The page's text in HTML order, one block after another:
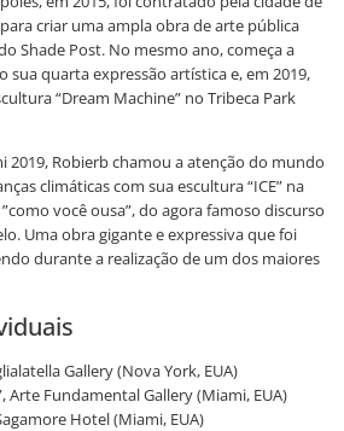
criar uma ampla obra de arte pública
Shade Post. No mesmo ano, começa a
sua quarta expressão artística e, em 2019,
“Dream Machine” no Tribeca Park
2019, Robierb chamou a atenção do mundo
climáticas com sua escultura “ICE” na
você ousa”, do agora famoso discurso
Uma obra gigante e expressiva que foi
durante a realização de um dos maiores
Gallery (Nova York, EUA)
Arte Fundamental Gallery (Miami, EUA)
Hotel (Miami, EUA)